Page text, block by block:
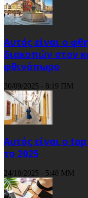
Αυτός είναι ο
διακοπών στον
φθινόπωρο
30/09/2025 - 8:19 ΠΜ
Αυτός είναι ο
το 2025
24/10/2025 - 5:48 ΜΜ